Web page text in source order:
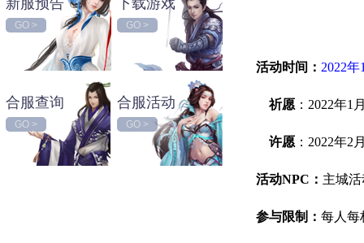
新服预告
GO >
下载游戏
GO >
合服查询
GO >
合服活动
GO >
活动时间： 2022
祈愿 ：2022年1
许愿 ：2022年2
活动NPC： 主城
参与限制： 每人每